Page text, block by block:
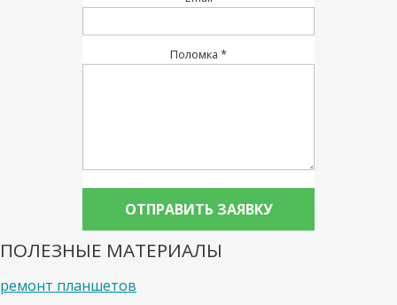
Поломка *
ПОЛЕЗНЫЕ МАТЕРИАЛЫ
ремонт планшетов